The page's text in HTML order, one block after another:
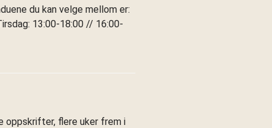
du kan velge mellom er:
13:00-18:00 // 16:00-
oppskrifter, flere uker frem i